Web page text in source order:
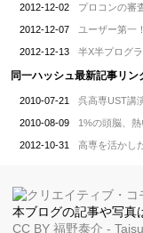
2012-12-02 プロコンの審
2012-12-07 ユーザー第一
2012-12-13 半X半プログ
同一ハッシュ最新記事リン
2010-07-21 呉高専UST講
2010-08-09 1%の頭脳、
2012-10-31 高専を活かし
本ブログの記事や写真
CC BY 福野泰介 -